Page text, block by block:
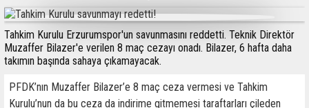
Tahkim Kurulu Erzurumspor'un savunmasını reddetti. Teknik Direktör
Muzaffer Bilazer'e verilen 8 maç cezayı onadı. Bilazer, 6 hafta daha
takımın başında sahaya çıkamayacak.
PFDK’nın Muzaffer Bilazer’e 8 maç ceza vermesi ve Tahkim
Kurulu’nun da bu ceza da indirime gitmemesi taraftarları çileden